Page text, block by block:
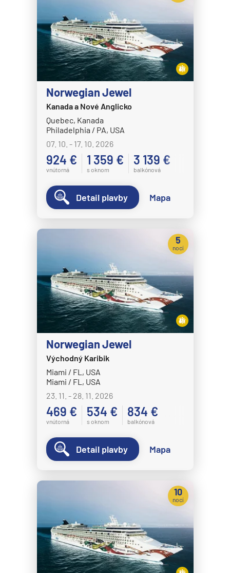
Norwegian Jewel
Kanada a Nové Anglicko
Quebec, Kanada
Philadelphia / PA, USA
07. 10. - 17. 10. 2026
924 €
vnútorná
1 359 €
s oknom
3 139 €
balkónová
Detail plavby Mapa
Norwegian Jewel
Východný Karibik
Miami / FL, USA
Miami / FL, USA
23. 11. - 28. 11. 2026
469 €
vnútorná
534 €
s oknom
834 €
balkónová
5
nocí
Detail plavby Mapa
10
nocí